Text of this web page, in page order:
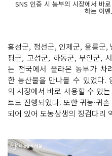
SNS 인증 시 농부의 시장에서 바
하는 이
홍성군, 정선군, 인제군, 울릉군
평군, 고성군, 하동군, 부안군,
는 전국에서 올라온 농부가
한 농산물을 만나볼 수 있었다.
의 시장에서 바로 사용할 수 있
트도 진행되었다. 또한 귀농·귀
되어 있어 도농상생의 징검다리